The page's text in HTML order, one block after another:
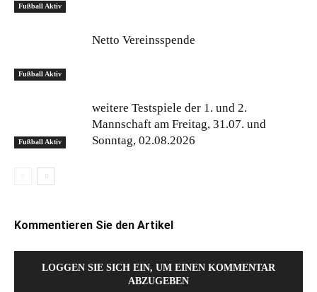
Fußball Aktiv
Fußball Aktiv
Netto Vereinsspende
Fußball Aktiv
weitere Testspiele der 1. und 2.
Mannschaft am Freitag, 31.07. und
Sonntag, 02.08.2026
Kommentieren Sie den Artikel
LOGGEN SIE SICH EIN, UM EINEN KOMMENTAR
ABZUGEBEN